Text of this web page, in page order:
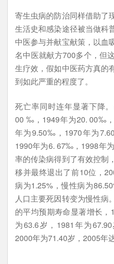
寄生虫病的防治同样借助了
生活史和感染途径被当做科
中医参与并献宝献策，以血
名中医就献方700多个，但
生疗效，假如中医药方真的
到如此严重的程度了。
死亡率同时连年显著下降
00 ‰，1949年为20. 00‰
年为9.50‰，1970年为
1990年为6. 67‰，1998年
率的传染病得到了有效控制
移并最终退出了前10位，
病为1.25%，慢性病为
人口主要死因转变为慢性病
的平均预期寿命显著增长
为63.6岁，1981年为
2000年为71.40岁，2005年达